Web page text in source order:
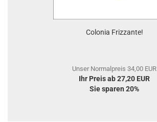
Colonia Frizzante!
Unser Normalpreis 34,00 EUR
Ihr Preis ab 27,20 EUR
Sie sparen 20%